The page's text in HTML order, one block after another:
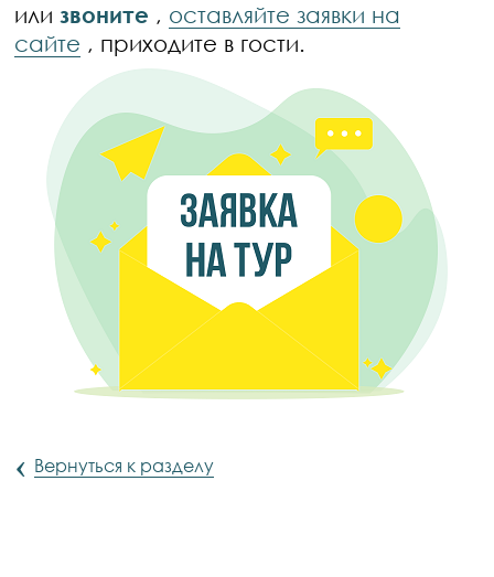
илизвоните , оставляйте заявки на
сайте , приходите в гости.
‹ Вернуться к разделу